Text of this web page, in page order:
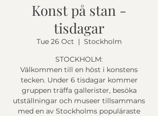
Konst på stan -
tisdagar
Tue 26 Oct
  |
Stockholm
STOCKHOLM:
Välkommen till en höst i konstens
tecken. Under 6 tisdagar kommer
gruppen träffa gallerister, besöka
utställningar och museer tillsammans
med en av Stockholms populäraste